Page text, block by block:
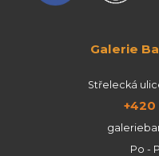
Galerie
Střelecká
+420
Po -